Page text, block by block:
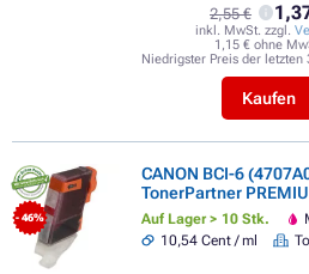
2,55 €
inkl. MwSt. zzgl.
1,15 € ohne
Niedrigster Preis der letzten
Kaufen
- 46%
CANON BCI-6
TonerPartner
Auf Lager > 10 Stk.
10,54 Cent / ml